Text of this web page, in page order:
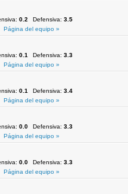
0.2 Defensiva: 3.5
Página del equipo »
0.1 Defensiva: 3.3
Página del equipo »
0.1 Defensiva: 3.4
Página del equipo »
0.0 Defensiva: 3.3
Página del equipo »
0.0 Defensiva: 3.3
Página del equipo »